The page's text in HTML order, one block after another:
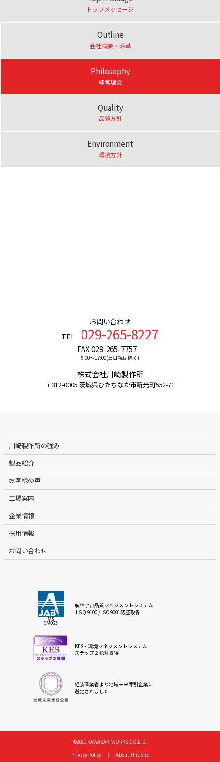
トップメッセージ
Outline
会社概要・沿革
Philosophy
経営理念
Quality
品質方針
Environment
環境方針
お問い合わせ
TEL
029-265-8227
FAX 029-265-7757
9:00〜17:00(土日祝は除く)
株式会社川崎製作所
〒312-0005 茨城県ひたちなか市新光町552-71
川崎製作所の強み
製品紹介
お客様の声
工場案内
企業情報
採用情報
お問い合わせ
航空宇宙品質マネジメントシステム
JIS Q 9100 / ISO 9001認証取得
KES・環境マネジメントシステム
ステップ２認証取得
経済産業省より地域未来牽引企業に
選定されました
©2021 KAWASAKI WORKS CO.LTD.
Privacy Policy｜ About This Site